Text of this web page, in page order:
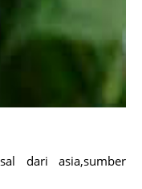
dari asia,sumber